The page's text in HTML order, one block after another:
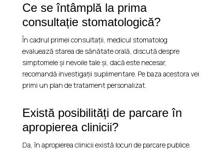
Ce se întâmplă la prima
consultație stomatologică?
În cadrul primei consultații, medicul stomatolog
evaluează starea de sănătate orală, discută despre
simptomele și nevoile tale și, dacă este necesar,
recomandă investigații suplimentare. Pe baza acestora vei
primi un plan de tratament personalizat.
Există posibilități de parcare în
apropierea clinicii?
Da, în apropierea clinicii există locuri de parcare publice.